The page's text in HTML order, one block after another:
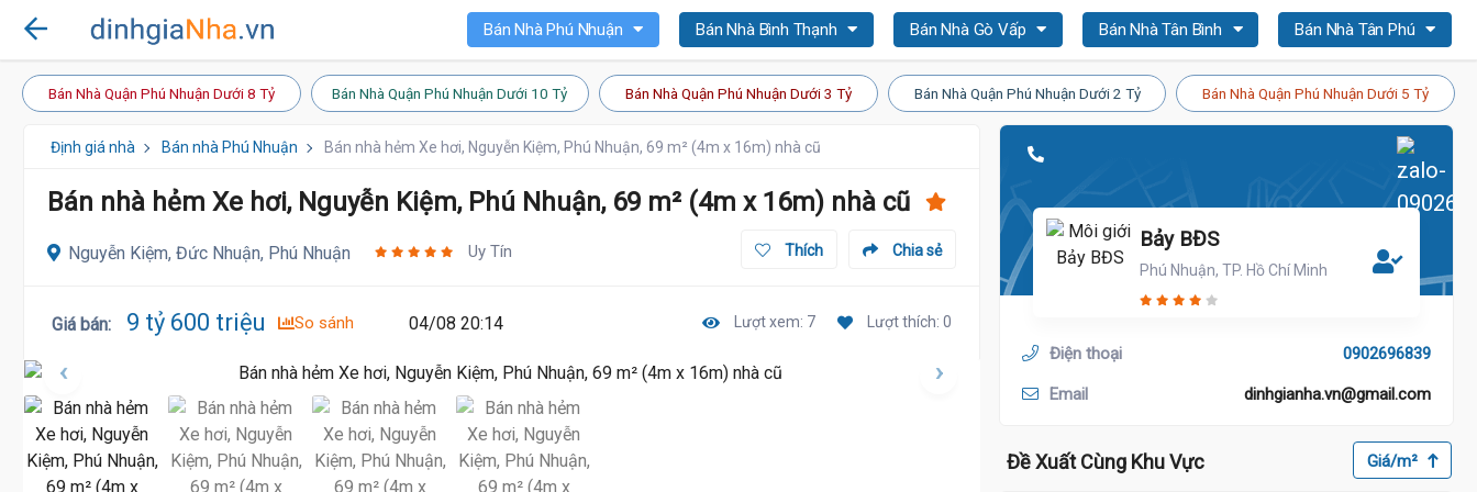
Bán Nhà Phú Nhuận Bán Nhà Bình Thạnh Bán Nhà Gò Vấp Bán Nhà Tân Bình Bán Nhà Tân Phú
Bán Nhà Quận Phú Nhuận Dưới 8 Tỷ Bán Nhà Quận Phú Nhuận Dưới 10 Tỷ Bán Nhà Quận Phú Nhuận Dưới 3 Tỷ Bán Nhà Quận Phú Nhuận Dưới 2 Tỷ Bán Nhà Quận Phú Nhuận Dưới 5 Tỷ
Định giá nhà Bán nhà Phú Nhuận Bán nhà hẻm Xe hơi, Nguyễn Kiệm, Phú Nhuận, 69 m² (4m x 16m) nhà cũ
Bán nhà hẻm Xe hơi, Nguyễn Kiệm, Phú Nhuận, 69 m² (4m x 16m) nhà cũ
Nguyễn Kiệm, Đức Nhuận, Phú Nhuận Uy Tín Chia sẻ
Thích
Giá bán: 9 tỷ 600 triệu So sánh 04/08 20:14 Lượt xem: 7 Lượt thích: 0
Bảy BĐS
Phú Nhuận, TP. Hồ Chí Minh
Điện thoại 0902696839
Email dinhgianha.vn@gmail.com
Đề Xuất Cùng Khu Vực Giá/m²